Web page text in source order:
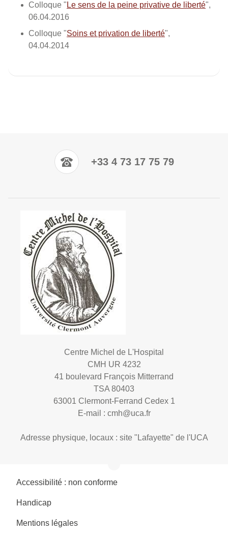
Colloque "Le sens de la peine privative de liberté",
06.04.2016
Colloque "Soins et privation de liberté",
04.04.2014
+33 4 73 17 75 79
Centre Michel de L'Hospital
CMH UR 4232
41 boulevard François Mitterrand
TSA 80403
63001 Clermont-Ferrand Cedex 1
E-mail : cmh@uca.fr
Adresse physique, locaux : site "Lafayette" de l'UCA
Accessibilité : non conforme
Handicap
Mentions légales